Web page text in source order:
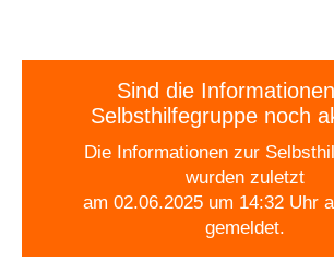
Sind die
Selbsthilfegruppe noch
Die Informationen zur
wurden zuletzt
am 02.06.2025 um 14:32 Uhr
gemeldet.